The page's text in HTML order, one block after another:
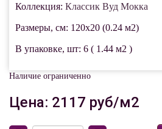
Коллекция: Классик Вуд Мокка
Размеры, см: 120x20 (0.24 м2)
В упаковке, шт: 6 ( 1.44 м2 )
Наличие ограниченно
Цена: 2117 руб/м2